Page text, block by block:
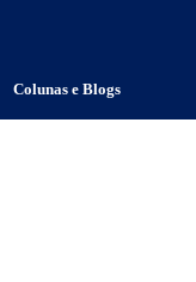
Colunas e Blogs